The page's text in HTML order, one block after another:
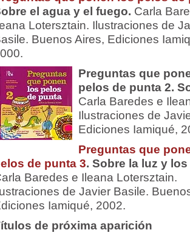
el agua y el fuego. Carla
Lotersztain. Ilustraciones de
Buenos Aires, Ediciones
Preguntas que
pelos de punta 2.
Carla Baredes e
Ilustraciones de
Ediciones Iamiqué,
Preguntas que
de punta 3. Sobre la luz y
Baredes e Ileana Lotersztain.
de Javier Basile.
Iamiqué, 2002.
de próxima aparición